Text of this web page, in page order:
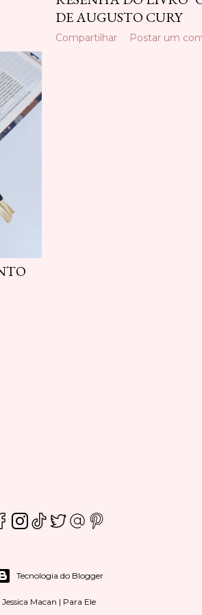
DE AUGUSTO CURY
Compartilhar Postar um
Tecnologia do Blogger
Jessica Macan | Para Ele